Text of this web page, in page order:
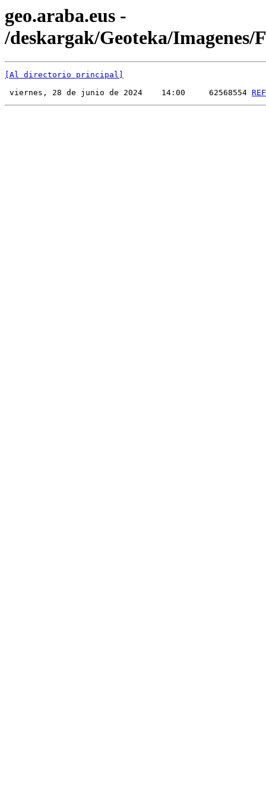
geo.araba.eus -
/deskargak/Geoteka/Imagenes/
[Al directorio principal]
viernes, 28 de junio de 2024    14:00     62568554